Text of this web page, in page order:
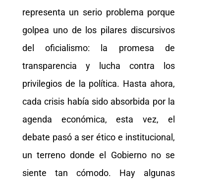
representa un serio problema porque
golpea uno de los pilares discursivos
del oficialismo: la promesa de
transparencia y lucha contra los
privilegios de la política. Hasta ahora,
cada crisis había sido absorbida por la
agenda económica, esta vez, el
debate pasó a ser ético e institucional,
un terreno donde el Gobierno no se
siente tan cómodo. Hay algunas